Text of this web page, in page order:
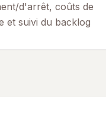
d'arrêt, coûts de
et suivi du backlog